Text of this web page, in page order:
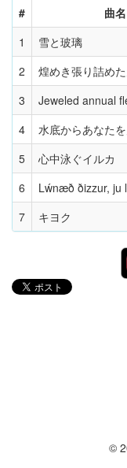
# 曲名
1
雪と玻璃
2
煌めき張り詰め
3
Jeweled annual
4
水底からあなた
5
心中泳ぐイルカ
6
Lẃnæð ðizzur, ju
7
キヨク
©